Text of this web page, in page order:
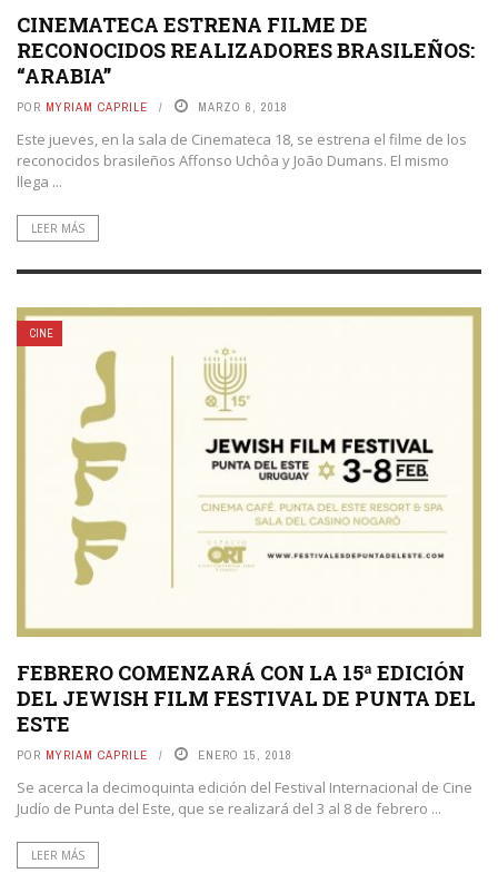
CINEMATECA ESTRENA FILME DE
RECONOCIDOS REALIZADORES BRASILEÑOS:
“ARABIA”
POR MYRIAM CAPRILE MARZO 6, 2018
Este jueves, en la sala de Cinemateca 18, se estrena el filme de los
reconocidos brasileños Affonso Uchôa y João Dumans. El mismo
llega ...
LEER MÁS
CINE
FEBRERO COMENZARÁ CON LA 15ª EDICIÓN
DEL JEWISH FILM FESTIVAL DE PUNTA DEL
ESTE
POR MYRIAM CAPRILE ENERO 15, 2018
Se acerca la decimoquinta edición del Festival Internacional de Cine
Judío de Punta del Este, que se realizará del 3 al 8 de febrero ...
LEER MÁS